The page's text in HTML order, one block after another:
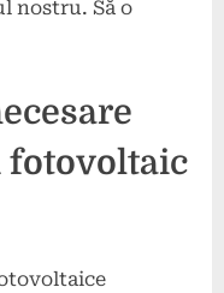
nostru. Să o
fotovoltaic